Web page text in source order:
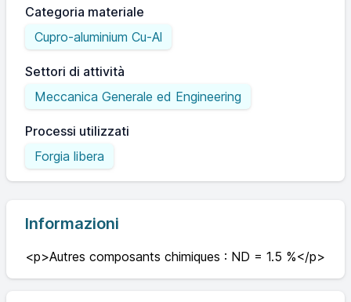
Categoria materiale
Cupro-aluminium Cu-Al
Settori di attività
Meccanica Generale ed Engineering
Processi utilizzati
Forgia libera
Informazioni
<p>Autres composants chimiques : ND = 1.5 %</p>